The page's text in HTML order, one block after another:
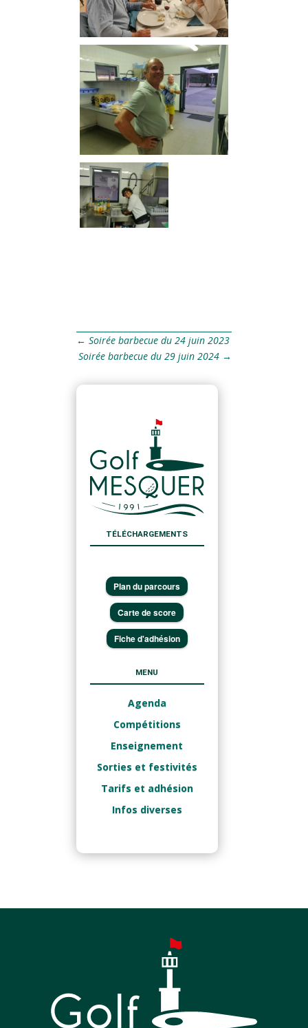
← Soirée barbecue du 24 juin 2023
Soirée barbecue du 29 juin 2024 →
TÉLÉCHARGEMENTS
Plan du parcours
Carte de score
Fiche d'adhésion
MENU
Agenda
Compétitions
Enseignement
Sorties et festivités
Tarifs et adhésion
Infos diverses